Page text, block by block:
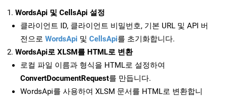
WordsApi 및 CellsApi 설정
클라이언트 ID, 클라이언트 비밀번호, 기본 URL 및 API 버
전으로 WordsApi 및 CellsApi를 초기화합니다.
WordsApi로 XLSM를 HTML로 변환
로컬 파일 이름과 형식을 HTML로 설정하여
ConvertDocumentRequest를 만듭니다.
WordsApi를 사용하여 XLSM 문서를 HTML로 변환합니